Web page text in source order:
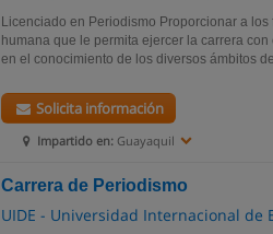
Licenciado en Periodismo Proporcionar a
humana que le permita ejercer la carrera
en el conocimiento de los diversos ámbitos
Impartido en: Guayaquil
Solicita información
Carrera de Periodismo
UIDE - Universidad Internacional de